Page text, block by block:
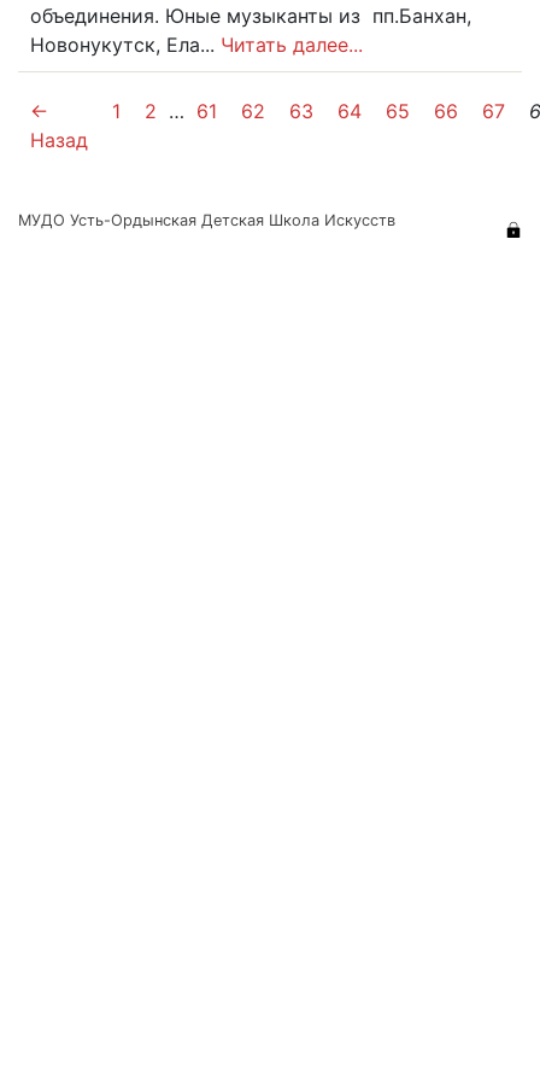
объединения. Юные музыканты из пп.Банхан,
Новонукутск, Ела... Читать далее...
←
Назад
1 2 … 61 62 63 64 65 66 67
МУДО Усть-Ордынская Детская Школа Искусств